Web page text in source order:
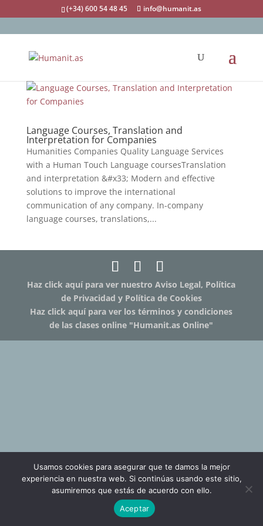
(+34) 600 54 48 45 info@humanit.as
Language Courses, Translation and
Interpretation for Companies
Humanities Companies Quality Language Services
with a Human Touch Language coursesTranslation
and interpretation &#x33; Modern and effective
solutions to improve the international
communication of any company. In-company
language courses, translations,...
Haz click aquí para ver nuestro Aviso Legal, Política
de Privacidad y Política de Cookies
Haz click aquí para ver los términos y condiciones
de las clases online "Humanit.as Online"
Usamos cookies para asegurar que te damos la mejor
experiencia en nuestra web. Si continúas usando este sitio,
asumiremos que estás de acuerdo con ello.
Aceptar